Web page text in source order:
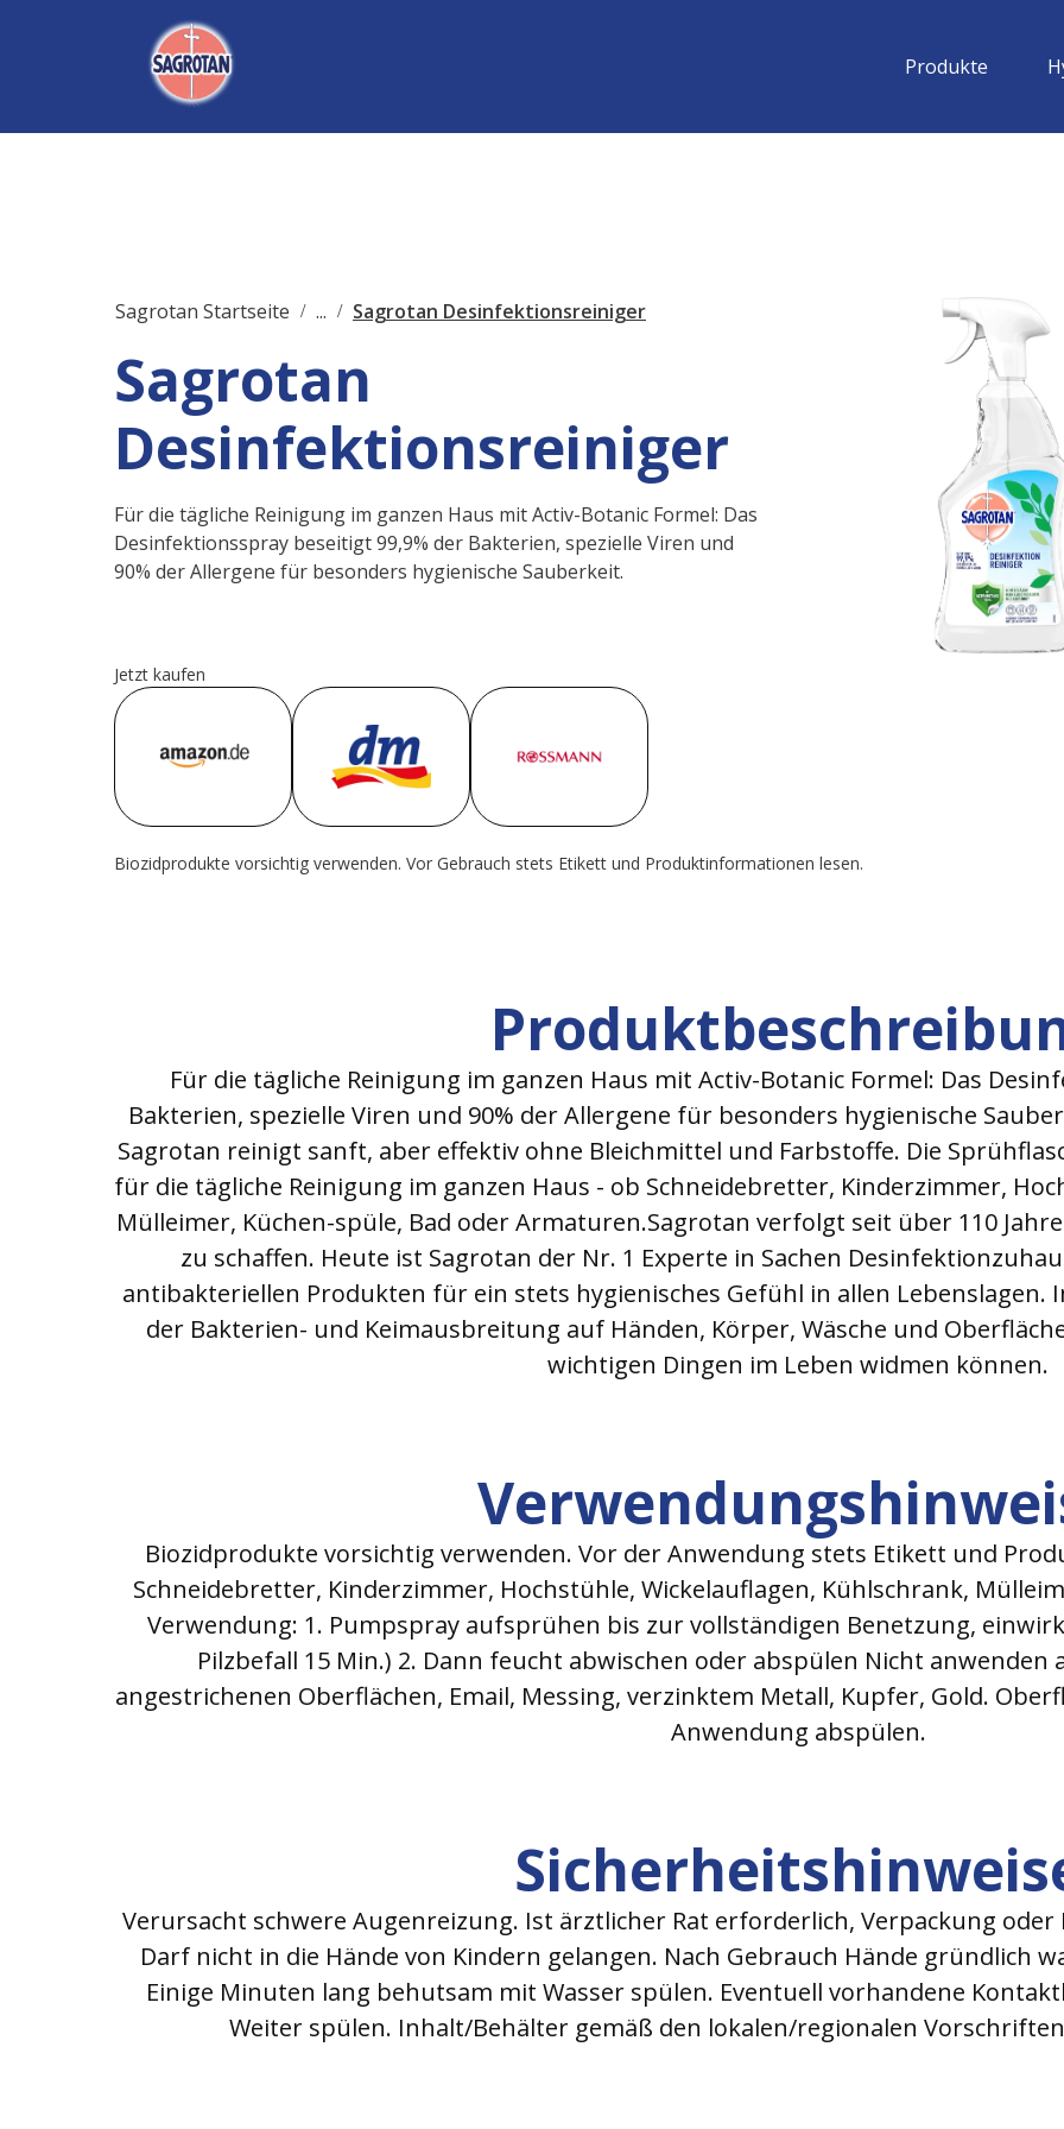
Produkte
Sagrotan Startseite ... Sagrotan Desinfektionsreiniger
Sagrotan
Desinfektionsreiniger
Für die tägliche Reinigung im ganzen Haus mit Activ-Botanic Formel: Das
Desinfektionsspray beseitigt 99,9% der Bakterien, spezielle Viren und
90% der Allergene für besonders hygienische Sauberkeit.
Jetzt kaufen
Biozidprodukte vorsichtig verwenden. Vor Gebrauch stets Etikett und Produktinformationen lesen.
Für die tägliche Reinigung im ganzen Haus mit Activ-Botanic Formel: Das
Bakterien, spezielle Viren und 90% der Allergene für besonders hygienische
Sagrotan reinigt sanft, aber effektiv ohne Bleichmittel und Farbstoffe. Die
für die tägliche Reinigung im ganzen Haus - ob Schneidebretter, Kinderzimmer,
Mülleimer, Küchen-spüle, Bad oder Armaturen.Sagrotan verfolgt seit über 110
zu schaffen. Heute ist Sagrotan der Nr. 1 Experte in Sachen
antibakteriellen Produkten für ein stets hygienisches Gefühl in allen
der Bakterien- und Keimausbreitung auf Händen, Körper, Wäsche und
wichtigen Dingen im Leben widmen können.
Biozidprodukte vorsichtig verwenden. Vor der Anwendung stets Etikett und
Schneidebretter, Kinderzimmer, Hochstühle, Wickelauflagen, Kühlschrank,
Verwendung: 1. Pumpspray aufsprühen bis zur vollständigen Benetzung,
Pilzbefall 15 Min.) 2. Dann feucht abwischen oder abspülen Nicht
angestrichenen Oberflächen, Email, Messing, verzinktem Metall, Kupfer, Gold.
Anwendung abspülen.
Verursacht schwere Augenreizung. Ist ärztlicher Rat erforderlich, Verpackung
Darf nicht in die Hände von Kindern gelangen. Nach Gebrauch Hände gründlich
Einige Minuten lang behutsam mit Wasser spülen. Eventuell vorhandene
Weiter spülen. Inhalt/Behälter gemäß den lokalen/regionalen